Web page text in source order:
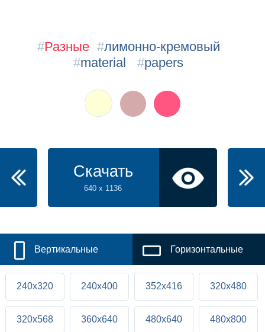
#Разные #лимонно-кремовый
#material #papers
Скачать
640 x 1136
Вертикальные Горизонтальные
240x320 240x400 352x416 320x480
320x568 360x640 480x640 480x800